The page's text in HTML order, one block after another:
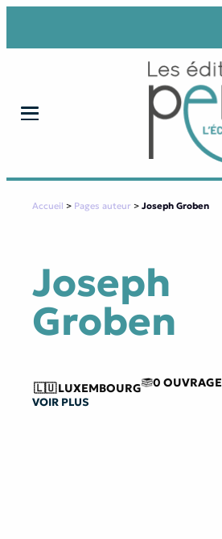
Accueil > Pages auteur > Joseph Groben
Joseph
Groben
🇱🇺LUXEMBOURG 0 OUVRAGE
VOIR PLUS